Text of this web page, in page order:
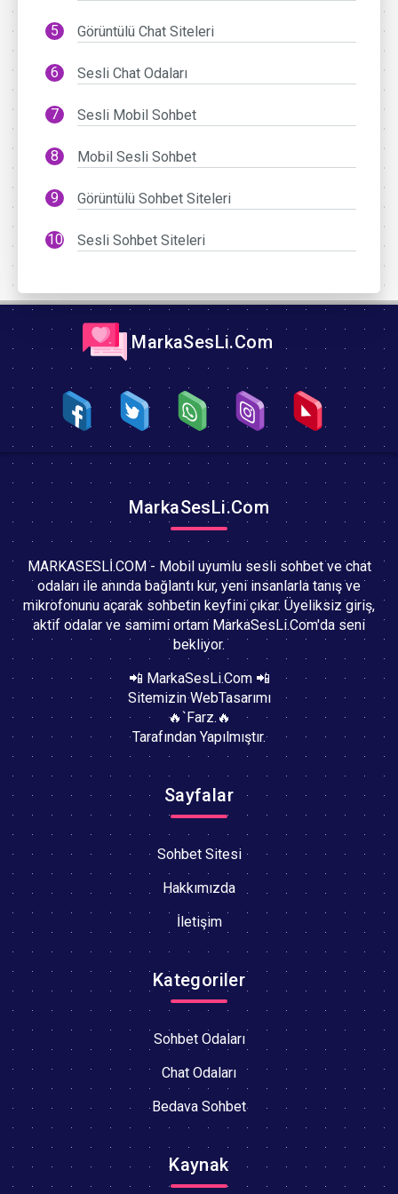
Görüntülü Chat Siteleri
Sesli Chat Odaları
Sesli Mobil Sohbet
Mobil Sesli Sohbet
Görüntülü Sohbet Siteleri
Sesli Sohbet Siteleri
MarkaSesLi.Com
MarkaSesLi.Com
MARKASESLİ.COM - Mobil uyumlu sesli sohbet ve chat
odaları ile anında bağlantı kur, yeni insanlarla tanış ve
mikrofonunu açarak sohbetin keyfini çıkar. Üyeliksiz giriş,
aktif odalar ve samimi ortam MarkaSesLi.Com'da seni
bekliyor.
📲 MarkaSesLi.Com 📲
Sitemizin WebTasarımı
🔥`Farz.🔥
Tarafından Yapılmıştır.
Sayfalar
Sohbet Sitesi
Hakkımızda
İletişim
Kategoriler
Sohbet Odaları
Chat Odaları
Bedava Sohbet
Kaynak